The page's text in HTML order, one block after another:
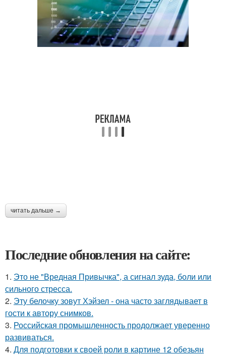
читать дальше →
Последние обновления на сайте:
1. Это не "Вредная Привычка", а сигнал зуда, боли или
сильного стресса.
2. Эту белочку зовут Хэйзел - она часто заглядывает в
гости к автору снимков.
3. Российская промышленность продолжает уверенно
развиваться.
4. Для подготовки к своей роли в картине 12 обезьян